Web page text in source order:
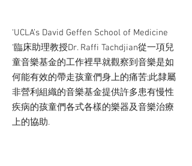
‘UCLA’s David Geffen School of Medicine
‘臨床助理教授Dr. Raffi Tachdjian從一項兒
童音樂基金的工作裡早就觀察到音樂是如
何能有效的帶走孩童們身上的痛苦;此隸屬
非營利組織的音樂基金提供許多患有慢性
疾病的孩童們各式各樣的樂器及音樂治療
上的協助.